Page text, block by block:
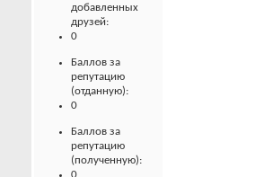
добавленных
друзей:
0
Баллов за
репутацию
(отданную):
0
Баллов за
репутацию
(полученную):
0